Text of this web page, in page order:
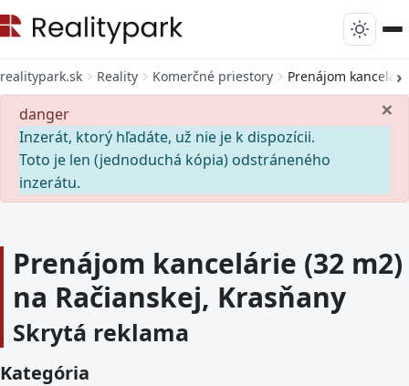
realitypark.sk Reality Komerčné priestory Prenájom
×
danger
Inzerát, ktorý hľadáte, už nie je k dispozícii.
Toto je len (jednoduchá kópia) odstráneného
inzerátu.
Prenájom kancelárie (32 m2)
na Račianskej, Krasňany
Skrytá reklama
Kategória